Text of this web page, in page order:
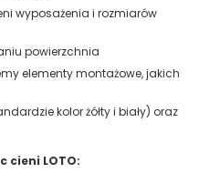
wyposażenia i rozmiarów
powierzchnia
elementy montażowe, jakich
kolor żółty i biały) oraz
cieni LOTO: